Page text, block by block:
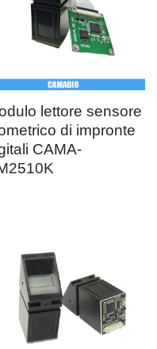
lettore sensore
di impronte
CAMA-